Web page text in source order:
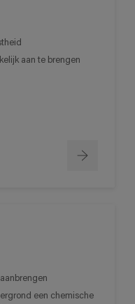
aan te brengen
een chemische